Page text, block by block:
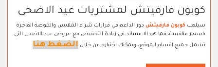
كوبون فارفيتش لمشتريات عيد الاضحى
سيلعب كوبون فارفيتش دور الداعم في قرارات شراء الملابس والموضة الفاخرة
باسعار منافسة، فما هو الا مساند في زيادة التخفيض مع عروض عيد الاضحى التي
تشمل جميع اقسام الموقع، ويمكنك اختياره من خلال الضغط هنا